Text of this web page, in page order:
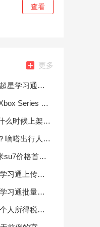
查看
更多
超星学习通怎么关闭消息通知 超星学习通关闭消息通知推送方法
格斗游戏《龙珠战士 Z》登陆 Xbox Series X|S 及 PS5 平台
王者荣耀兰陵王影龙天雪皮肤什么时候上架 王者荣耀兰陵王影龙天雪皮肤上架时间
嘀嗒出行人工客服电话是多少？嘀嗒出行人工客服电话号码查询
小米su7价格什么时候公布 小米su7价格首次爆料
超星学习通怎么上传照片 超星学习通上传图片方法
学习通怎么批量删除课程 超星学习通批量删除课程方法
个人所得税退税一般多久到账 个人所得税退税一般多久到账怎么查询